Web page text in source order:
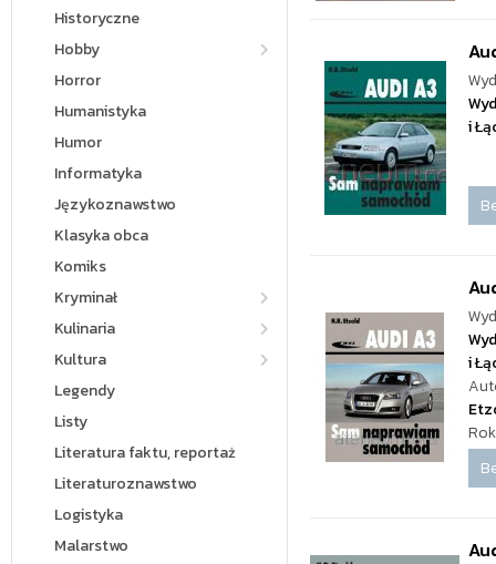
Historyczne
Hobby
Horror
Humanistyka
Humor
Informatyka
Językoznawstwo
Klasyka obca
Komiks
Kryminał
Kulinaria
Kultura
Legendy
Listy
Literatura faktu, reportaż
Literaturoznawstwo
Logistyka
Malarstwo
i
i